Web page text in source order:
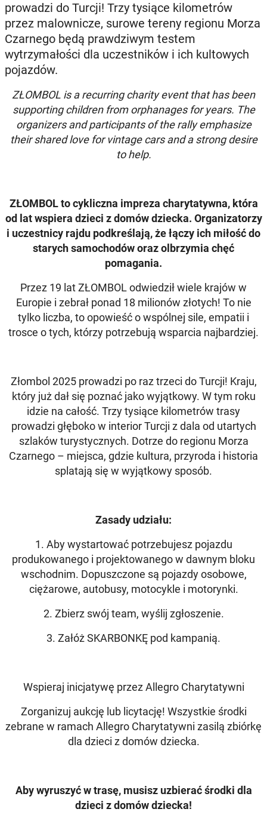
prowadzi do Turcji! Trzy tysiące kilometrów
przez malownicze, surowe tereny regionu Morza
Czarnego będą prawdziwym testem
wytrzymałości dla uczestników i ich kultowych
pojazdów.
ZŁOMBOL is a recurring charity event that has been
supporting children from orphanages for years. The
organizers and participants of the rally emphasize
their shared love for vintage cars and a strong desire
to help.
ZŁOMBOL to cykliczna impreza charytatywna, która
od lat wspiera dzieci z domów dziecka. Organizatorzy
i uczestnicy rajdu podkreślają, że łączy ich miłość do
starych samochodów oraz olbrzymia chęć
pomagania.
Przez 19 lat ZŁOMBOL odwiedził wiele krajów w
Europie i zebrał ponad 18 milionów złotych! To nie
tylko liczba, to opowieść o wspólnej sile, empatii i
trosce o tych, którzy potrzebują wsparcia najbardziej.
Złombol 2025 prowadzi po raz trzeci do Turcji! Kraju,
który już dał się poznać jako wyjątkowy. W tym roku
idzie na całość. Trzy tysiące kilometrów trasy
prowadzi głęboko w interior Turcji z dala od utartych
szlaków turystycznych. Dotrze do regionu Morza
Czarnego – miejsca, gdzie kultura, przyroda i historia
splatają się w wyjątkowy sposób.
Zasady udziału:
1. Aby wystartować potrzebujesz pojazdu
produkowanego i projektowanego w dawnym bloku
wschodnim. Dopuszczone są pojazdy osobowe,
ciężarowe, autobusy, motocykle i motorynki.
2. Zbierz swój team, wyślij zgłoszenie.
3. Załóż SKARBONKĘ pod kampanią.
Wspieraj inicjatywę przez Allegro Charytatywni
Zorganizuj aukcję lub licytację! Wszystkie środki
zebrane w ramach Allegro Charytatywni zasilą zbiórkę
dla dzieci z domów dziecka.
Aby wyruszyć w trasę, musisz uzbierać środki dla
dzieci z domów dziecka!